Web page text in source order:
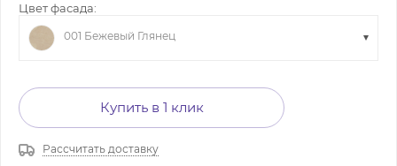
Цвет фасада:
001 Бежевый Глянец
Купить в 1 клик
Рассчитать доставку